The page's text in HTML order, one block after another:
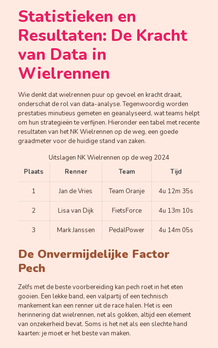
Statistieken en
Resultaten: De Kracht
van Data in
Wielrennen
Wie denkt dat wielrennen puur op gevoel en kracht draait,
onderschat de rol van data-analyse. Tegenwoordig worden
prestaties minutieus gemeten en geanalyseerd, wat teams helpt
om hun strategieën te verfijnen. Hieronder een tabel met recente
resultaten van het NK Wielrennen op de weg, een goede
graadmeter voor de huidige stand van zaken.
Uitslagen NK Wielrennen op de weg 2024
Plaats
Renner Team Tijd
1 Jan de Vries Team Oranje 4u 12m 35s
2 Lisa van Dijk FietsForce 4u 13m 10s
3 Mark Janssen PedalPower 4u 14m 05s
De Onvermijdelijke Factor
Pech
Zelfs met de beste voorbereiding kan pech roet in het eten
gooien. Een lekke band, een valpartij of een technisch
mankement kan een renner uit de race halen. Het is een
herinnering dat wielrennen, net als gokken, altijd een element
van onzekerheid bevat. Soms is het net als een slechte hand
kaarten: je moet er het beste van maken.